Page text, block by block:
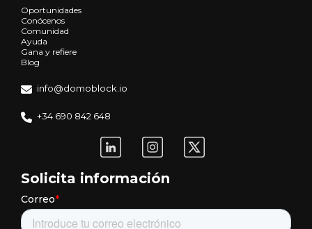
Oportunidades
Conócenos
Comunidad
Ayuda
Gana y refiere
Blog
info@domoblock.io
+34 690 842 648
Solicita información